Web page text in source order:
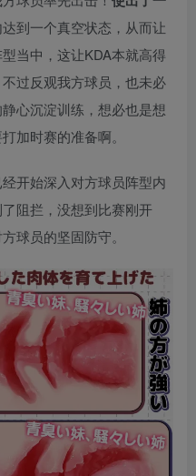
到一个真空状态，从而让
当中，这让KDA本就高得
过反观我方球员，也未必
心沉淀训练，想必也是想
加时赛的准备啊。
开始深入对方球员阵型内
阻拦，没想到比赛刚开
球员的坚固防守。